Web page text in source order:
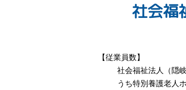
社会福
【従業員数】
社会福祉法人（隠
うち特別養護老人